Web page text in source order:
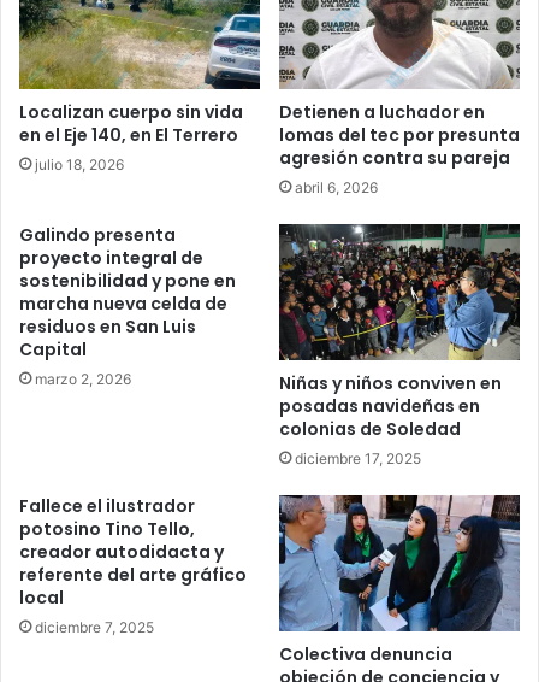
Localizan cuerpo sin vida
en el Eje 140, en El Terrero
julio 18, 2026
Detienen a luchador en
lomas del tec por presunta
agresión contra su pareja
abril 6, 2026
Galindo presenta
proyecto integral de
sostenibilidad y pone en
marcha nueva celda de
residuos en San Luis
Capital
marzo 2, 2026
Niñas y niños conviven en
posadas navideñas en
colonias de Soledad
diciembre 17, 2025
Fallece el ilustrador
potosino Tino Tello,
creador autodidacta y
referente del arte gráfico
local
diciembre 7, 2025
Colectiva denuncia
objeción de conciencia y